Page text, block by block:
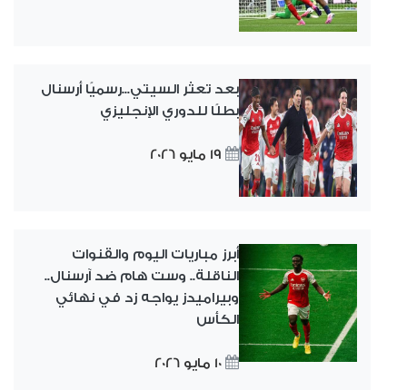
بعد تعثر السيتي...رسميًا أرسنال
بطلًا للدوري الإنجليزي
19 مايو 2026
أبرز مباريات اليوم والقنوات
الناقلة.. وست هام ضد آرسنال..
وبيراميدز يواجه زد في نهائي
الكأس
10 مايو 2026